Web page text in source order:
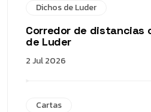
Dichos de Luder
Corredor de distancias
de Luder
2 Jul 2026
Cartas